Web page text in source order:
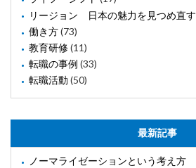
リージョン 日本の魅力を見つめ直す
働き方(73)
教育研修(11)
転職の事例 (33)
転職活動 (50)
最新記事
ノーマライゼーションという考え方